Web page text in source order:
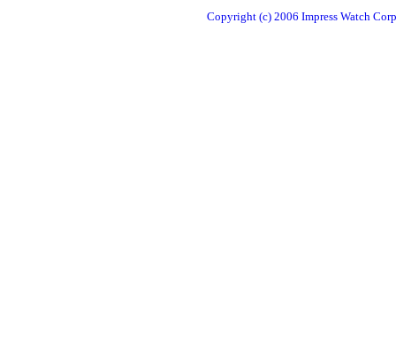
Copyright (c) 2006 Impress Watch